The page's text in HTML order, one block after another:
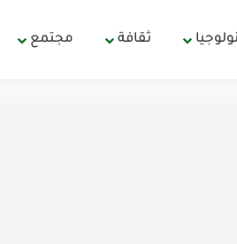
ثقافة مجتمع